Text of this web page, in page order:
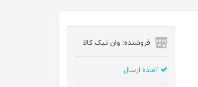
فروشنده: وان تیک کالا
آماده ارسال